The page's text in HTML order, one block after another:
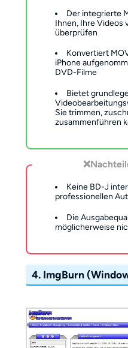
Der integrierte
Ihnen, Ihre Videos
überprüfen
Konvertiert
iPhone
DVD-Filme
Bietet
Sie trimmen,
zusammenführen
Keine BD-J
professionellen
Die
möglicherweise
4. ImgBurn